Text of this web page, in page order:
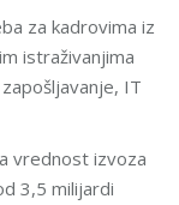
za kadrovima iz
istraživanjima
IT
vrednost izvoza
3,5 milijardi